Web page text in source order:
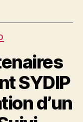
SYDIP
d’un